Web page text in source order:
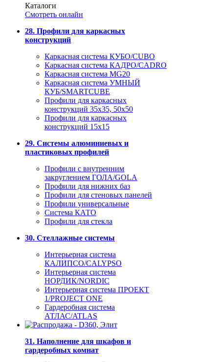
Каталоги
Смотреть онлайн
28. Профили для каркасных
конструкций
Каркасная система КУБО/CUBO
Каркасная система КАДРО/CADRO
Каркасная система MG20
Каркасная система УМНЫЙ
КУБ/SMARTCUBE
Профили для каркасных
конструкций 35x35, 50x50
Профили для каркасных
конструкций 15х15
29. Системы алюминиевых и
пластиковых профилей
Профили с внутренним
закруглением ГОЛА/GOLA
Профили для нижних баз
Профили для стеновых панелей
Профили универсальные
Система КАТО
Профили для стекла
30. Стеллажные системы
Интерьерная система
КАЛИПСО/CALYPSO
Интерьерная система
НОРДИК/NORDIC
Интерьерная система ПРОЕКТ
1/PROJECT ONE
Гардеробная система
АТЛАС/ATLAS
31. Наполнение для шкафов и
гардеробных комнат